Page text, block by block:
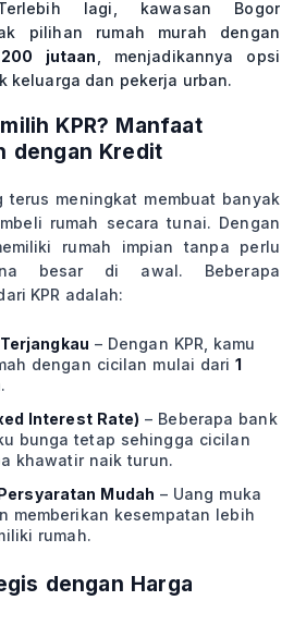
lagi, kawasan Bogor
pilihan rumah murah dengan
200 jutaan , menjadikannya opsi
keluarga dan pekerja urban.
KPR? Manfaat
dengan Kredit
terus meningkat membuat banyak
rumah secara tunai. Dengan
rumah impian tanpa perlu
besar di awal. Beberapa
KPR adalah:
– Dengan KPR, kamu
dengan cicilan mulai dari1
.
Interest Rate) – Beberapa bank
bunga tetap sehingga cicilan
khawatir naik turun.
Mudah – Uang muka
memberikan kesempatan lebih
rumah.
dengan Harga